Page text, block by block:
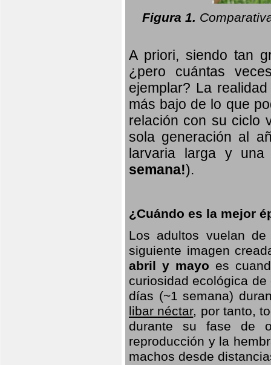
Figura 1.
A priori, siendo tan
¿pero cuántas
ejemplar? La
más bajo de lo que
relación con su ciclo
sola generación al
larvaria largay una
semana!).
¿Cuándo es la mejor
Los adultos vuelan
siguiente imagen
abril y mayo es
curiosidad ecológica
días (~1 semana)
libar néctar, por tanto,
durante su fase de
reproducción y la
machos desde